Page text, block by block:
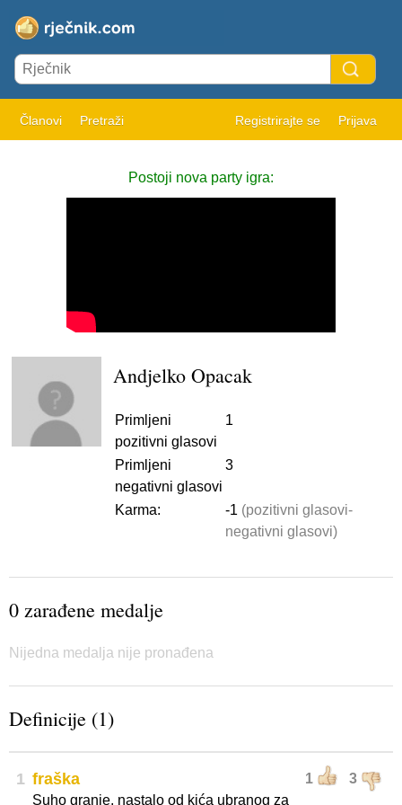
Članovi Pretraži Registrirajte se Prijava
Postoji nova party igra:
Andjelko Opacak
Primljeni
pozitivni glasovi
1
Primljeni
negativni glasovi
3
Karma: -1 (pozitivni glasovi-
negativni glasovi)
0 zarađene medalje
Nijedna medalja nije pronađena
Definicije (1)
1 1 3
fraška
Suho granje, nastalo od kića ubranog za